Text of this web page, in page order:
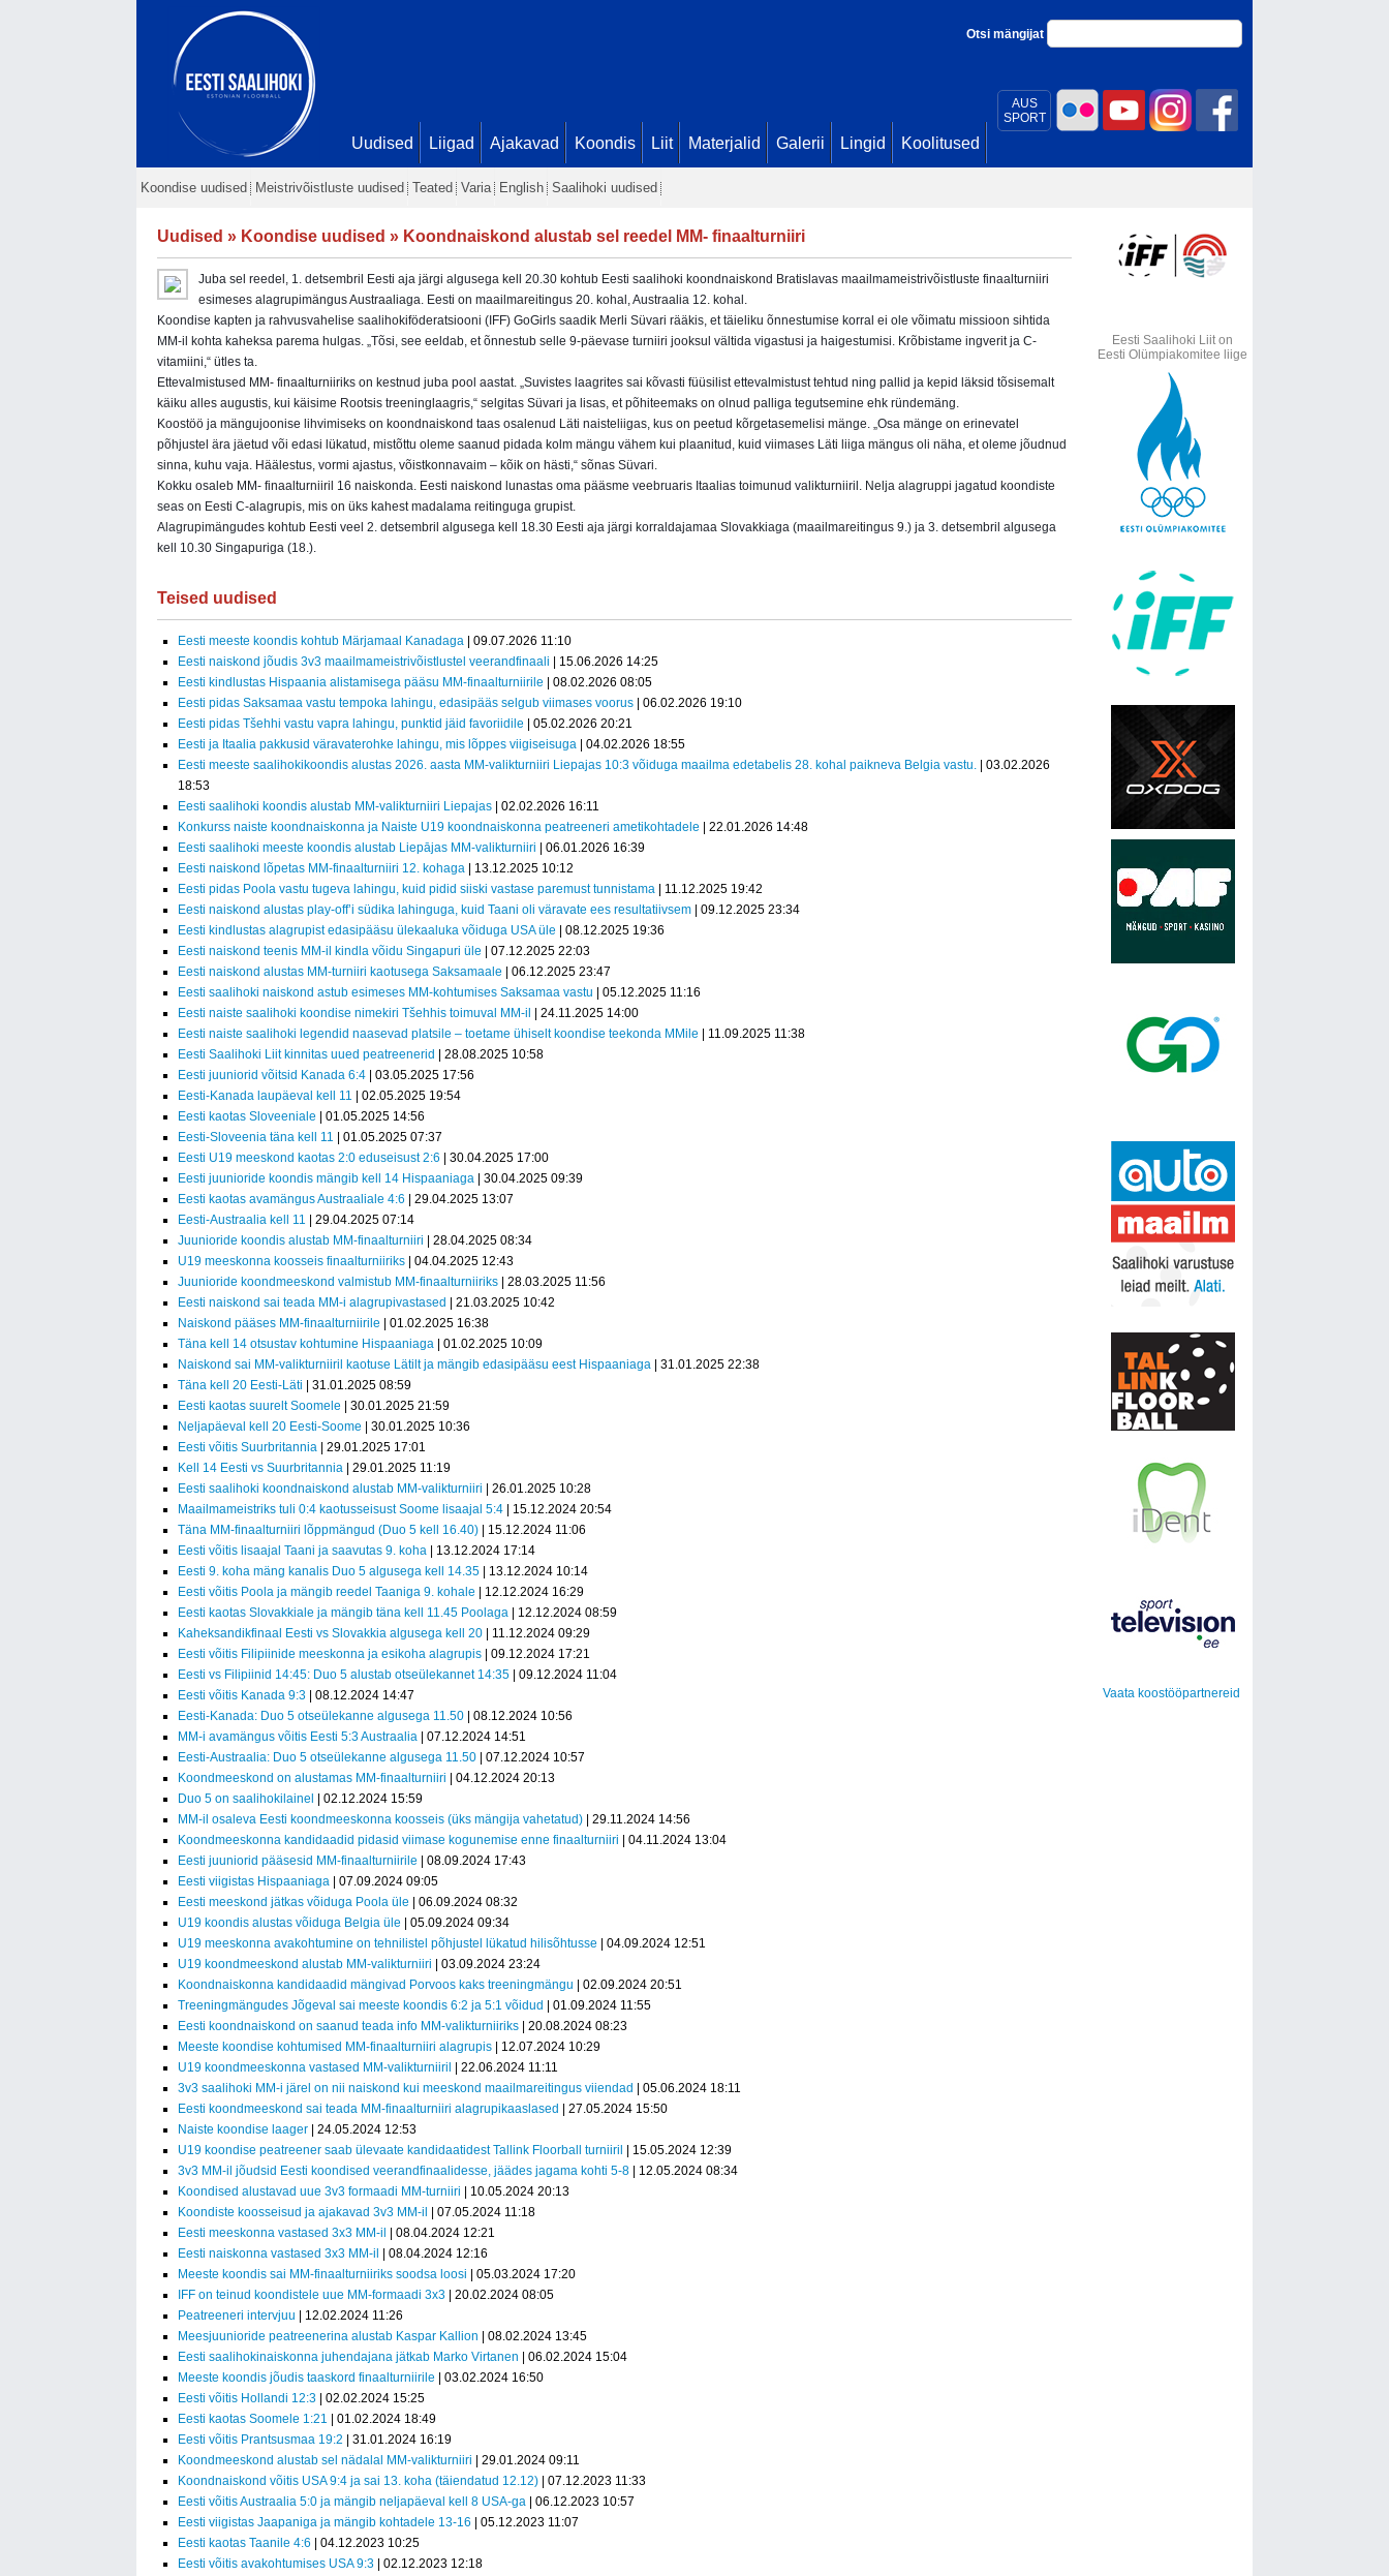
AUS
SPORT
Otsi mängijat
Uudised Liigad Ajakavad Koondis Liit Materjalid Galerii Lingid Koolitused
Koondise uudised Meistrivõistluste uudised Teated Varia English Saalihoki uudised
Uudised » Koondise uudised » Koondnaiskond alustab sel reedel MM- finaalturniiri
Juba sel reedel, 1. detsembril Eesti aja järgi algusega kell 20.30 kohtub Eesti saalihoki koondnaiskond Bratislavas maailmameistrivõistluste finaalturniiri
esimeses alagrupimängus Austraaliaga. Eesti on maailmareitingus 20. kohal, Austraalia 12. kohal.
Koondise kapten ja rahvusvahelise saalihokiföderatsiooni (IFF) GoGirls saadik Merli Süvari rääkis, et täieliku õnnestumise korral ei ole võimatu missioon sihtida
MM-il kohta kaheksa parema hulgas. „Tõsi, see eeldab, et õnnestub selle 9-päevase turniiri jooksul vältida vigastusi ja haigestumisi. Krõbistame ingverit ja C-
vitamiini,“ ütles ta.
Ettevalmistused MM- finaalturniiriks on kestnud juba pool aastat. „Suvistes laagrites sai kõvasti füüsilist ettevalmistust tehtud ning pallid ja kepid läksid tõsisemalt
käiku alles augustis, kui käisime Rootsis treeninglaagris,“ selgitas Süvari ja lisas, et põhiteemaks on olnud palliga tegutsemine ehk ründemäng.
Koostöö ja mängujoonise lihvimiseks on koondnaiskond taas osalenud Läti naisteliigas, kus on peetud kõrgetasemelisi mänge. „Osa mänge on erinevatel
põhjustel ära jäetud või edasi lükatud, mistõttu oleme saanud pidada kolm mängu vähem kui plaanitud, kuid viimases Läti liiga mängus oli näha, et oleme jõudnud
sinna, kuhu vaja. Häälestus, vormi ajastus, võistkonnavaim – kõik on hästi,“ sõnas Süvari.
Kokku osaleb MM- finaalturniiril 16 naiskonda. Eesti naiskond lunastas oma pääsme veebruaris Itaalias toimunud valikturniiril. Nelja alagruppi jagatud koondiste
seas on Eesti C-alagrupis, mis on üks kahest madalama reitinguga grupist.
Alagrupimängudes kohtub Eesti veel 2. detsembril algusega kell 18.30 Eesti aja järgi korraldajamaa Slovakkiaga (maailmareitingus 9.) ja 3. detsembril algusega
kell 10.30 Singapuriga (18.).
Teised uudised
Eesti meeste koondis kohtub Märjamaal Kanadaga | 09.07.2026 11:10
Eesti naiskond jõudis 3v3 maailmameistrivõistlustel veerandfinaali | 15.06.2026 14:25
Eesti kindlustas Hispaania alistamisega pääsu MM-finaalturniirile | 08.02.2026 08:05
Eesti pidas Saksamaa vastu tempoka lahingu, edasipääs selgub viimases voorus | 06.02.2026 19:10
Eesti pidas Tšehhi vastu vapra lahingu, punktid jäid favoriidile | 05.02.2026 20:21
Eesti ja Itaalia pakkusid väravaterohke lahingu, mis lõppes viigiseisuga | 04.02.2026 18:55
Eesti meeste saalihokikoondis alustas 2026. aasta MM-valikturniiri Liepajas 10:3 võiduga maailma edetabelis 28. kohal paikneva Belgia vastu. | 03.02.2026
18:53
Eesti saalihoki koondis alustab MM-valikturniiri Liepajas | 02.02.2026 16:11
Konkurss naiste koondnaiskonna ja Naiste U19 koondnaiskonna peatreeneri ametikohtadele | 22.01.2026 14:48
Eesti saalihoki meeste koondis alustab Liepājas MM-valikturniiri | 06.01.2026 16:39
Eesti naiskond lõpetas MM-finaalturniiri 12. kohaga | 13.12.2025 10:12
Eesti pidas Poola vastu tugeva lahingu, kuid pidid siiski vastase paremust tunnistama | 11.12.2025 19:42
Eesti naiskond alustas play-off’i südika lahinguga, kuid Taani oli väravate ees resultatiivsem | 09.12.2025 23:34
Eesti kindlustas alagrupist edasipääsu ülekaaluka võiduga USA üle | 08.12.2025 19:36
Eesti naiskond teenis MM-il kindla võidu Singapuri üle | 07.12.2025 22:03
Eesti naiskond alustas MM-turniiri kaotusega Saksamaale | 06.12.2025 23:47
Eesti saalihoki naiskond astub esimeses MM-kohtumises Saksamaa vastu | 05.12.2025 11:16
Eesti naiste saalihoki koondise nimekiri Tšehhis toimuval MM-il
| 24.11.2025 14:00
Eesti naiste saalihoki legendid naasevad platsile – toetame ühiselt koondise teekonda MMile | 11.09.2025 11:38
Eesti Saalihoki Liit kinnitas uued peatreenerid
| 28.08.2025 10:58
Eesti juuniorid võitsid Kanada 6:4 | 03.05.2025 17:56
Eesti-Kanada laupäeval kell 11 | 02.05.2025 19:54
Eesti kaotas Sloveeniale | 01.05.2025 14:56
Eesti-Sloveenia täna kell 11 | 01.05.2025 07:37
Eesti U19 meeskond kaotas 2:0 eduseisust 2:6 | 30.04.2025 17:00
Eesti juunioride koondis mängib kell 14 Hispaaniaga | 30.04.2025 09:39
Eesti kaotas avamängus Austraaliale 4:6 | 29.04.2025 13:07
Eesti-Austraalia kell 11 | 29.04.2025 07:14
Juunioride koondis alustab MM-finaalturniiri | 28.04.2025 08:34
U19 meeskonna koosseis finaalturniiriks | 04.04.2025 12:43
Juunioride koondmeeskond valmistub MM-finaalturniiriks | 28.03.2025 11:56
Eesti naiskond sai teada MM-i alagrupivastased
| 21.03.2025 10:42
Naiskond pääses MM-finaalturniirile | 01.02.2025 16:38
Täna kell 14 otsustav kohtumine Hispaaniaga | 01.02.2025 10:09
Naiskond sai MM-valikturniiril kaotuse Lätilt ja mängib edasipääsu eest Hispaaniaga | 31.01.2025 22:38
Täna kell 20 Eesti-Läti | 31.01.2025 08:59
Eesti kaotas suurelt Soomele | 30.01.2025 21:59
Neljapäeval kell 20 Eesti-Soome | 30.01.2025 10:36
Eesti võitis Suurbritannia | 29.01.2025 17:01
Kell 14 Eesti vs Suurbritannia | 29.01.2025 11:19
Eesti saalihoki koondnaiskond alustab MM-valikturniiri | 26.01.2025 10:28
Maailmameistriks tuli 0:4 kaotusseisust Soome lisaajal 5:4 | 15.12.2024 20:54
Täna MM-finaalturniiri lõppmängud (Duo 5 kell 16.40) | 15.12.2024 11:06
Eesti võitis lisaajal Taani ja saavutas 9. koha | 13.12.2024 17:14
Eesti 9. koha mäng kanalis Duo 5 algusega kell 14.35 | 13.12.2024 10:14
Eesti võitis Poola ja mängib reedel Taaniga 9. kohale | 12.12.2024 16:29
Eesti kaotas Slovakkiale ja mängib täna kell 11.45 Poolaga | 12.12.2024 08:59
Kaheksandikfinaal Eesti vs Slovakkia algusega kell 20 | 11.12.2024 09:29
Eesti võitis Filipiinide meeskonna ja esikoha alagrupis | 09.12.2024 17:21
Eesti vs Filipiinid 14:45: Duo 5 alustab otseülekannet 14:35 | 09.12.2024 11:04
Eesti võitis Kanada 9:3 | 08.12.2024 14:47
Eesti-Kanada: Duo 5 otseülekanne algusega 11.50 | 08.12.2024 10:56
MM-i avamängus võitis Eesti 5:3 Austraalia | 07.12.2024 14:51
Eesti-Austraalia: Duo 5 otseülekanne algusega 11.50 | 07.12.2024 10:57
Koondmeeskond on alustamas MM-finaalturniiri | 04.12.2024 20:13
Duo 5 on saalihokilainel
| 02.12.2024 15:59
MM-il osaleva Eesti koondmeeskonna koosseis (üks mängija vahetatud) | 29.11.2024 14:56
Koondmeeskonna kandidaadid pidasid viimase kogunemise enne finaalturniiri | 04.11.2024 13:04
Eesti juuniorid pääsesid MM-finaalturniirile | 08.09.2024 17:43
Eesti viigistas Hispaaniaga | 07.09.2024 09:05
Eesti meeskond jätkas võiduga Poola üle | 06.09.2024 08:32
U19 koondis alustas võiduga Belgia üle | 05.09.2024 09:34
U19 meeskonna avakohtumine on tehnilistel põhjustel lükatud hilisõhtusse | 04.09.2024 12:51
U19 koondmeeskond alustab MM-valikturniiri | 03.09.2024 23:24
Koondnaiskonna kandidaadid mängivad Porvoos kaks treeningmängu | 02.09.2024 20:51
Treeningmängudes Jõgeval sai meeste koondis 6:2 ja 5:1 võidud
| 01.09.2024 11:55
Eesti koondnaiskond on saanud teada info MM-valikturniiriks | 20.08.2024 08:23
Meeste koondise kohtumised MM-finaalturniiri alagrupis | 12.07.2024 10:29
U19 koondmeeskonna vastased MM-valikturniiril
| 22.06.2024 11:11
3v3 saalihoki MM-i järel on nii naiskond kui meeskond maailmareitingus viiendad
| 05.06.2024 18:11
Eesti koondmeeskond sai teada MM-finaalturniiri alagrupikaaslased
| 27.05.2024 15:50
Naiste koondise laager | 24.05.2024 12:53
U19 koondise peatreener saab ülevaate kandidaatidest Tallink Floorball turniiril
| 15.05.2024 12:39
3v3 MM-il jõudsid Eesti koondised veerandfinaalidesse, jäädes jagama kohti 5-8 | 12.05.2024 08:34
Koondised alustavad uue 3v3 formaadi MM-turniiri | 10.05.2024 20:13
Koondiste koosseisud ja ajakavad 3v3 MM-il
| 07.05.2024 11:18
Eesti meeskonna vastased 3x3 MM-il
| 08.04.2024 12:21
Eesti naiskonna vastased 3x3 MM-il
| 08.04.2024 12:16
Meeste koondis sai MM-finaalturniiriks soodsa loosi | 05.03.2024 17:20
IFF on teinud koondistele uue MM-formaadi 3x3 | 20.02.2024 08:05
Peatreeneri intervjuu | 12.02.2024 11:26
Meesjuunioride peatreenerina alustab Kaspar Kallion | 08.02.2024 13:45
Eesti saalihokinaiskonna juhendajana jätkab Marko Virtanen | 06.02.2024 15:04
Meeste koondis jõudis taaskord finaalturniirile | 03.02.2024 16:50
Eesti võitis Hollandi 12:3 | 02.02.2024 15:25
Eesti kaotas Soomele 1:21 | 01.02.2024 18:49
Eesti võitis Prantsusmaa 19:2 | 31.01.2024 16:19
Koondmeeskond alustab sel nädalal MM-valikturniiri | 29.01.2024 09:11
Koondnaiskond võitis USA 9:4 ja sai 13. koha (täiendatud 12.12) | 07.12.2023 11:33
Eesti võitis Austraalia 5:0 ja mängib neljapäeval kell 8 USA-ga | 06.12.2023 10:57
Eesti viigistas Jaapaniga ja mängib kohtadele 13-16 | 05.12.2023 11:07
Eesti kaotas Taanile 4:6 | 04.12.2023 10:25
Eesti võitis avakohtumises USA 9:3 | 02.12.2023 12:18
Eesti Saalihoki Liit on
Eesti Olümpiakomitee liige
Vaata koostööpartnereid